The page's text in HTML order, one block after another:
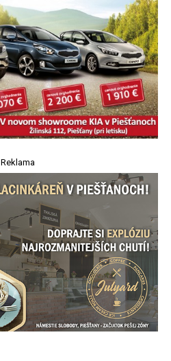
Reklama